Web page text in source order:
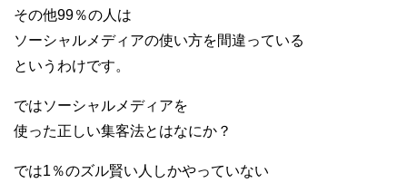
その他99％の人は
ソーシャルメディアの使い方を間違っている
というわけです。
ではソーシャルメディアを
使った正しい集客法とはなにか？
では1％のズル賢い人しかやっていない